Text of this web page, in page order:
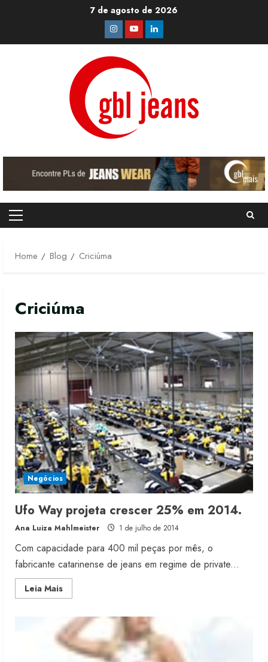
7 de agosto de 2026
Instagram
YoutubeLinkedin
Primary
Home
Blog Criciúma
Criciúma
Negócios
Ufo Way projeta crescer 25% em 2014.
Ana Luiza Mahlmeister 1 de julho de 2014
Com capacidade para 400 mil peças por mês, o
fabricante catarinense de jeans em regime de private...
Leia MaisRead
more
Way
projeta
crescer
25%
em